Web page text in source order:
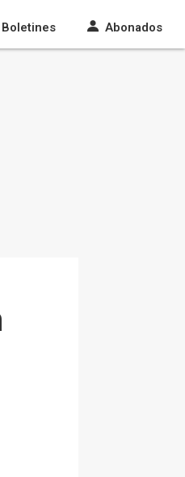
Boletines Abonados